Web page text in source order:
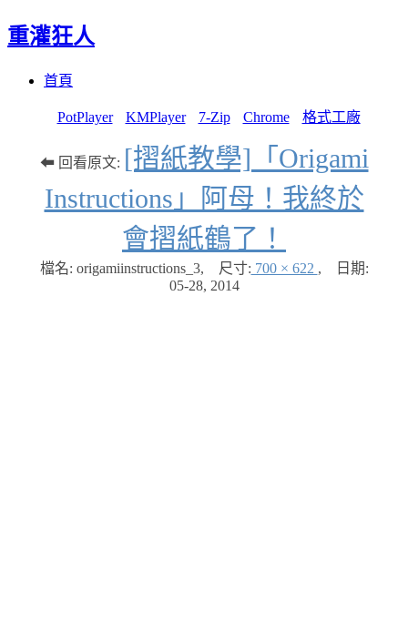
重灌狂人
首頁
PotPlayer KMPlayer 7-Zip Chrome 格式工廠
⬅ 回看原文: [摺紙教學]「Origami
Instructions」阿母！我終於
會摺紙鶴了！
檔名: origamiinstructions_3, 尺寸: 700 × 622 ,
日期:
05-28, 2014